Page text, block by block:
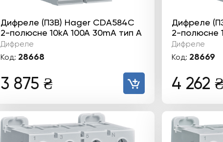
Дифреле (ПЗВ) Hager CDA584C
2-полюсне 10kА 100А 30mA тип А
Дифреле
Код: 28668
3 875 ₴
Дифреле
2-полюсне
Дифреле
Код: 28669
4 262 ₴